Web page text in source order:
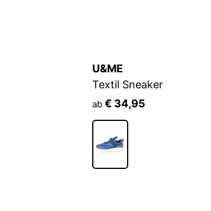
U&ME
Textil Sneaker
ab € 34,95